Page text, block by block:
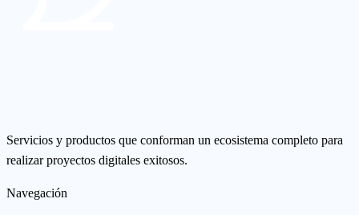
Servicios y productos que conforman un ecosistema completo para
realizar proyectos digitales exitosos.
Navegación